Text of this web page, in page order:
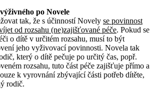
po Novele
tak, že s účinností Novely se povinnost
od rozsahu (ne)zajišťované péče. Pokud se
o dítě v určitém rozsahu, musí to být
jeho vyživovací povinnosti. Novela tak
který o dítě pečuje po určitý čas, popř.
rozsahu, tuto část péče zajišťuje přímo a
k vyrovnání zbývající části potřeb dítěte,
rodič.